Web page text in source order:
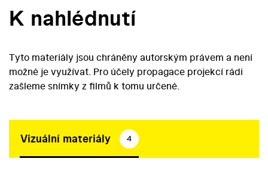
K nahlédnutí
Tyto materiály jsou chráněny autorským právem a není
možné je využívat. Pro účely propagace projekcí rádi
zašleme snímky z filmů k tomu určené.
Vizuální materiály 4